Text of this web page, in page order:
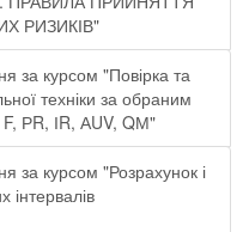
РИЗИКІВ"
за курсом "Повірка та
техніки за обраним
РR, ІR, АUV, QМ"
за курсом "Розрахунок і
інтервалів